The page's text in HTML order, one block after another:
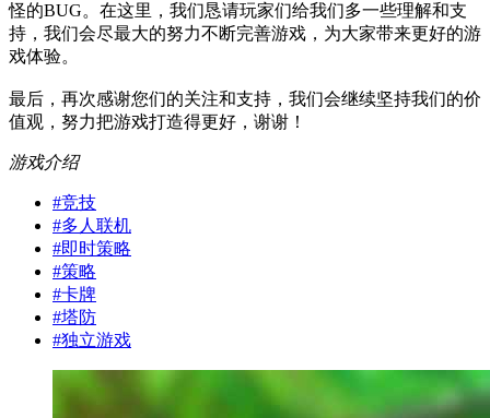
怪的BUG。在这里，我们恳请玩家们给我们多一些理解和支
持，我们会尽最大的努力不断完善游戏，为大家带来更好的游
戏体验。
最后，再次感谢您们的关注和支持，我们会继续坚持我们的价
值观，努力把游戏打造得更好，谢谢！
游戏介绍
#竞技
#多人联机
#即时策略
#策略
#卡牌
#塔防
#独立游戏